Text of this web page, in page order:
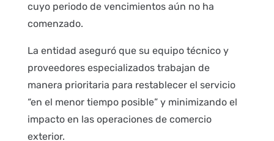
cuyo periodo de vencimientos aún no ha
comenzado.
La entidad aseguró que su equipo técnico y
proveedores especializados trabajan de
manera prioritaria para restablecer el servicio
“en el menor tiempo posible” y minimizando el
impacto en las operaciones de comercio
exterior.